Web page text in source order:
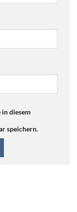
diesem
speichern.